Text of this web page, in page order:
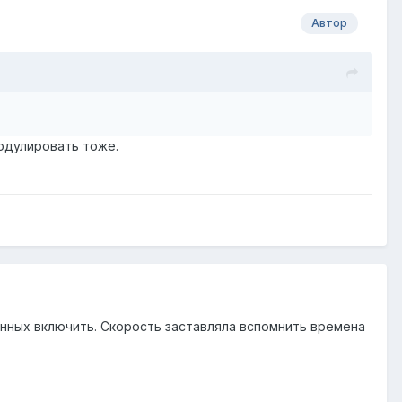
Автор
тоже.
включить. Скорость заставляла вспомнить времена